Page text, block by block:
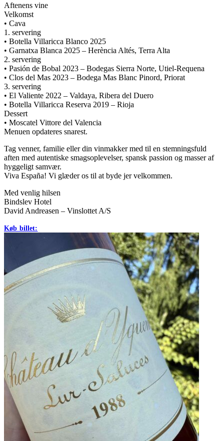
Aftenens vine
Velkomst
• Cava
1. servering
• Botella Villaricca Blanco 2025
• Garnatxa Blanca 2025 – Herència Altés, Terra Alta
2. servering
• Pasión de Bobal 2023 – Bodegas Sierra Norte, Utiel-Requena
• Clos del Mas 2023 – Bodega Mas Blanc Pinord, Priorat
3. servering
• El Valiente 2022 – Valdaya, Ribera del Duero
• Botella Villaricca Reserva 2019 – Rioja
Dessert
• Moscatel Vittore del Valencia
Menuen opdateres snarest.
Tag venner, familie eller din vinmakker med til en stemningsfuld
aften med autentiske smagsoplevelser, spansk passion og masser af
hyggeligt samvær.
Viva España! Vi glæder os til at byde jer velkommen.
Med venlig hilsen
Bindslev Hotel
David Andreasen – Vinslottet A/S
Køb billet: